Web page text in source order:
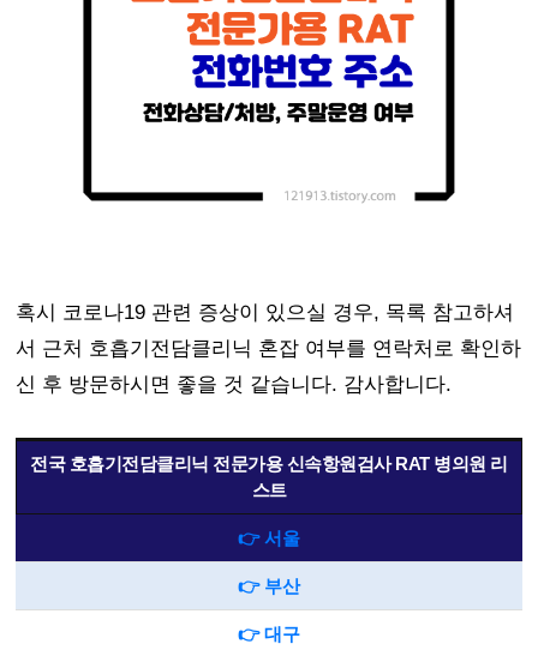
혹시 코로나19 관련 증상이 있으실 경우, 목록 참고하셔
서 근처 호흡기전담클리닉 혼잡 여부를 연락처로 확인하
신 후 방문하시면 좋을 것 같습니다. 감사합니다.
전국 호흡기전담클리닉 전문가용 신속항원검사 RAT 병의원 리
스트
👉 서울
👉 부산
👉 대구